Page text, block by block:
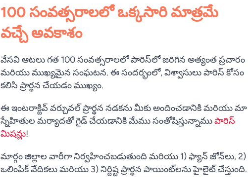
100 సంవత్సరాలలో ఒక్కసారి మాత్రమే
వచ్చే అవకాశం
వేసవి ఆటలు గత 100 సంవత్సరాలలో పారిస్‌లో జరిగిన అత్యంత ప్రచారం
మరియు ముఖ్యమైన సంఘటన. ఈ సందర్భంలో, విశ్వాసులు పారిస్ కోసం
కలిసి ప్రార్థన చేయడం ముఖ్యం.
ఈ ఇంటరాక్టివ్ వర్చువల్ ప్రార్థన నడకను మీకు అందించడానికి మరియు మా
స్నేహితుల మర్యాదతో గైడ్ చేయడానికి మేము సంతోషిస్తున్నాముపారిస్
మిషన్లు!
మార్గం జిల్లాల వారీగా నిర్వహించబడుతుంది మరియు 1) ఫ్యాన్ జోన్‌లు, 2)
ఒలింపిక్ వేదికలు మరియు 3) నిర్దిష్ట ప్రార్థన పాయింట్‌లను హైలైట్ చేస్తుంది.